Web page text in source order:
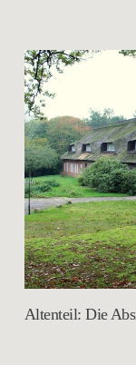
Altenteil: Die